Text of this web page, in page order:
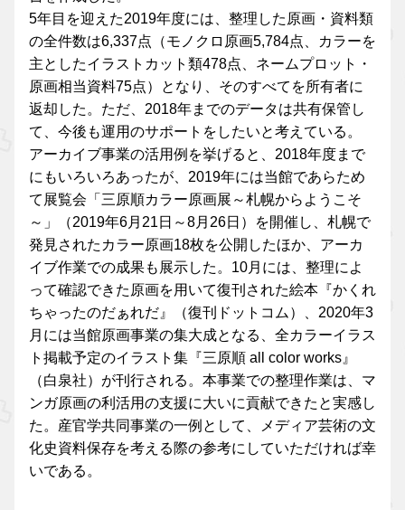
5年目を迎えた2019年度には、整理した原画・資料類
の全件数は6,337点（モノクロ原画5,784点、カラーを
主としたイラストカット類478点、ネームプロット・
原画相当資料75点）となり、そのすべてを所有者に
返却した。ただ、2018年までのデータは共有保管し
て、今後も運用のサポートをしたいと考えている。
アーカイブ事業の活用例を挙げると、2018年度まで
にもいろいろあったが、2019年には当館であらため
て展覧会「三原順カラー原画展～札幌からようこそ
～」（2019年6月21日～8月26日）を開催し、札幌で
発見されたカラー原画18枚を公開したほか、アーカ
イブ作業での成果も展示した。10月には、整理によ
って確認できた原画を用いて復刊された絵本『かくれ
ちゃったのだぁれだ』（復刊ドットコム）、2020年3
月には当館原画事業の集大成となる、全カラーイラス
ト掲載予定のイラスト集『三原順 all color works』
（白泉社）が刊行される。本事業での整理作業は、マ
ンガ原画の利活用の支援に大いに貢献できたと実感し
た。産官学共同事業の一例として、メディア芸術の文
化史資料保存を考える際の参考にしていただければ幸
いである。